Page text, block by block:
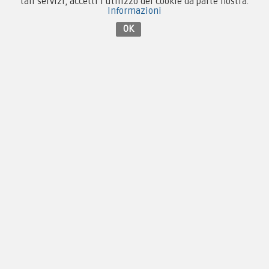
Informazioni
OK